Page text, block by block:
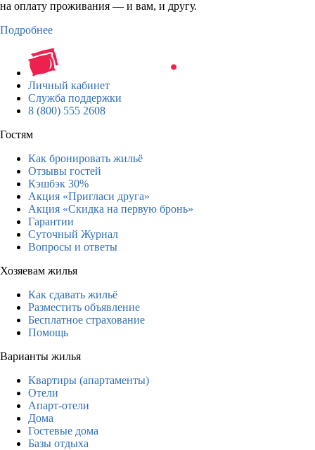
на оплату проживания — и вам, и другу.
Подробнее
Личный кабинет
Служба поддержки
8 (800) 555 2608
Гостям
Как бронировать жильё
Отзывы гостей
Кэшбэк 30%
Акция «Пригласи друга»
Акция «Скидка на первую бронь»
Гарантии
Суточный Журнал
Вопросы и ответы
Хозяевам жилья
Как сдавать жильё
Разместить объявление
Бесплатное страхование
Помощь
Варианты жилья
Квартиры (апартаменты)
Отели
Апарт-отели
Дома
Гостевые дома
Базы отдыха